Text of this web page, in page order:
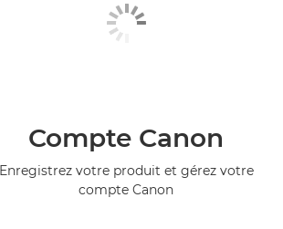
Compte Canon
Enregistrez votre produit et gérez votre
compte Canon